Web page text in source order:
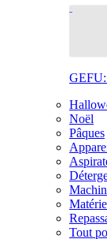
GEFU:
Noël
Pâques
Tout